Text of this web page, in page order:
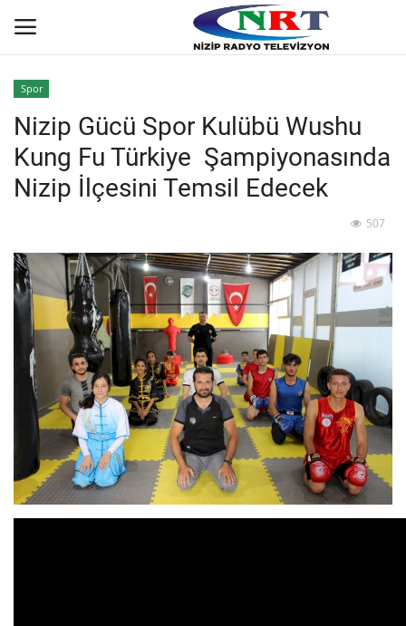
Ana
GÜNDEM
Siyaset
Ekonomi
Yaşam
Spor
EĞİTİM
Resmiilan
Spor
Nizip Gücü Spor Kulübü Wushu
Kung Fu Türkiye Şampiyonasında
Nizip İlçesini Temsil Edecek
507